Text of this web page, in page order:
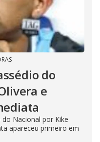
do
e
Nacional por Kike
apareceu primeiro em